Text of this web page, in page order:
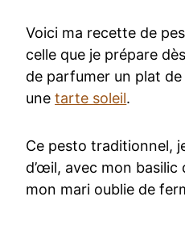
Voici ma recette de
celle que je prépare
de parfumer un plat
unetarte soleil.
Ce pesto traditionnel,
d’œil, avec mon
mon mari oublie de